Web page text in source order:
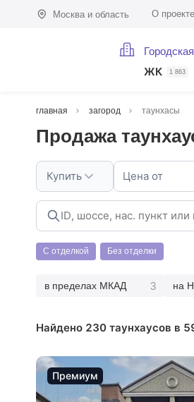
Москва и область О проекте
ЖК 1 863
главная загород таунхасы
Продажа
Купить Цена от
С отделкой Без отделки
в пределах МКАД 3 на
Найдено 230 таунхаусов в
Премиум